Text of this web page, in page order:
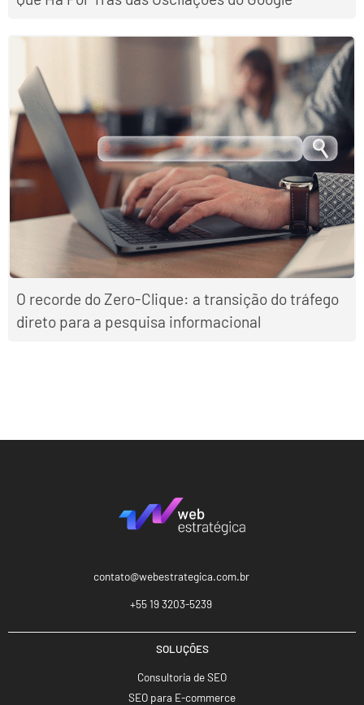
O recorde do Zero-Clique: a transição do tráfego
direto para a pesquisa informacional
contato@webestrategica.com.br
+55 19 3203-5239
SOLUÇÕES
Consultoria de SEO
SEO para E-commerce